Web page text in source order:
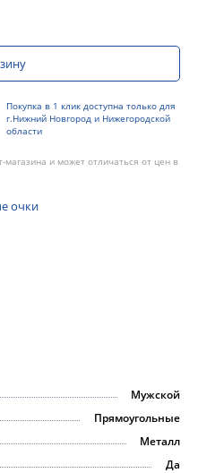
Покупка в 1 клик доступна только для
г.Нижний Новгород и Нижегородской
области
магазина и может отличаться от цен в
очки
Мужской
Прямоугольные
Металл
Да